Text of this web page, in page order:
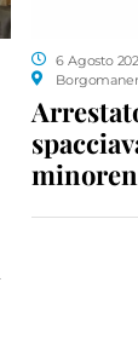
6 Agosto